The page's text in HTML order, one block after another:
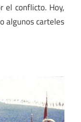
el conflicto. Hoy,
algunos carteles